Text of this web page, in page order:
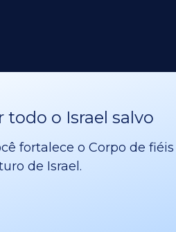
o Israel salvo
fortalece o Corpo de
de Israel.